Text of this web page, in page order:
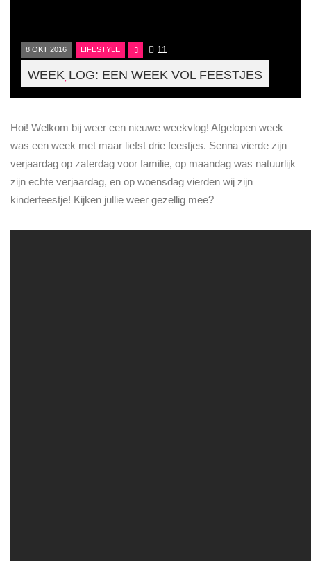
8 OKT 2016 LIFESTYLE 11
WEEK LOG: EEN WEEK VOL FEESTJES
Hoi! Welkom bij weer een nieuwe weekvlog! Afgelopen week
was een week met maar liefst drie feestjes. Senna vierde zijn
verjaardag op zaterdag voor familie, op maandag was natuurlijk
zijn echte verjaardag, en op woensdag vierden wij zijn
kinderfeestje! Kijken jullie weer gezellig mee?